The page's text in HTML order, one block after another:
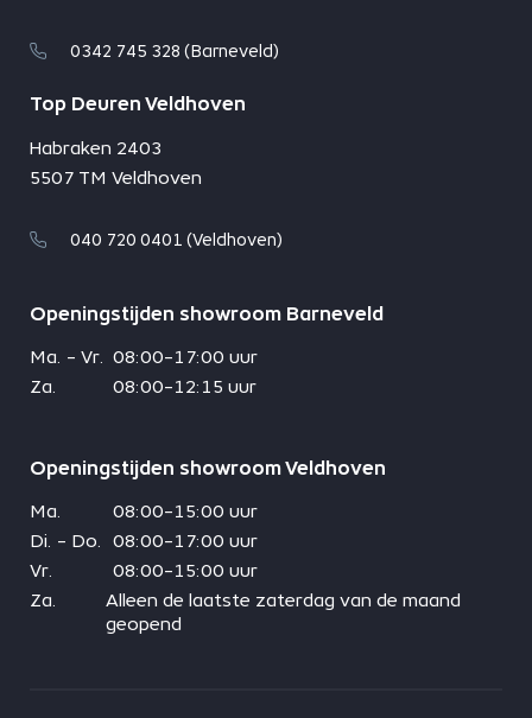
0342 745 328 (Barneveld)
Top Deuren Veldhoven
Habraken 2403
5507 TM Veldhoven
040 720 0401 (Veldhoven)
Openingstijden showroom Barneveld
Ma. - Vr.
08:00-17:00 uur
Za.
08:00-12:15 uur
Openingstijden showroom Veldhoven
Ma.
08:00-15:00 uur
Di. - Do.
08:00-17:00 uur
Vr.
08:00-15:00 uur
Za.
Alleen de laatste zaterdag van de maand
geopend